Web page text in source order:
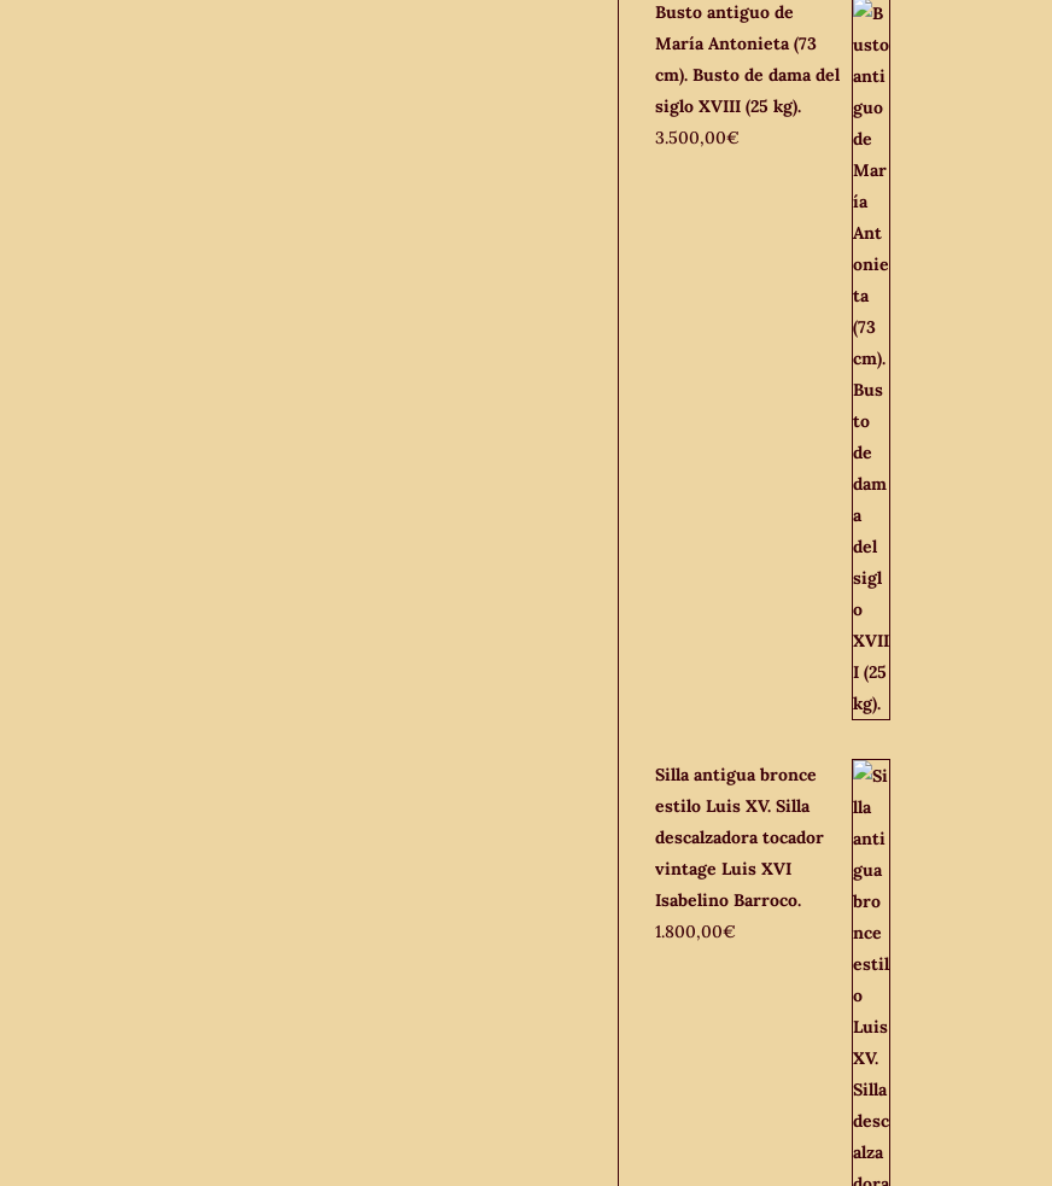
Busto antiguo de
María Antonieta (73
cm). Busto de dama del
siglo XVIII (25 kg).
3.500,00€
Silla antigua bronce
estilo Luis XV. Silla
descalzadora tocador
vintage Luis XVI
Isabelino Barroco.
1.800,00€